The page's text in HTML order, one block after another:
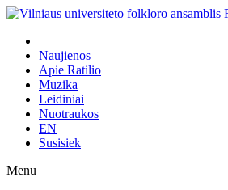
Naujienos
Apie Ratilio
Muzika
Leidiniai
Nuotraukos
EN
Susisiek
Menu